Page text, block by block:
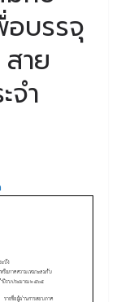
บรรจุ
าย
จำ